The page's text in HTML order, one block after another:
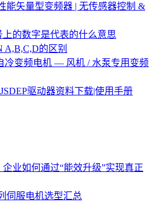
能矢量型变频器 | 无传感器控制 &
的数字是代表的什么意思
A,B,C,D的区别
冷变频电机 — 风机 / 水泵专用变频
驱动器资料下载|使用手册
业如何通过“能效升级”实现真正
伺服电机选型汇总